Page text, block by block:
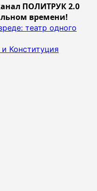
ПОЛИТРУК 2.0
времени!
театр одного
Конституция